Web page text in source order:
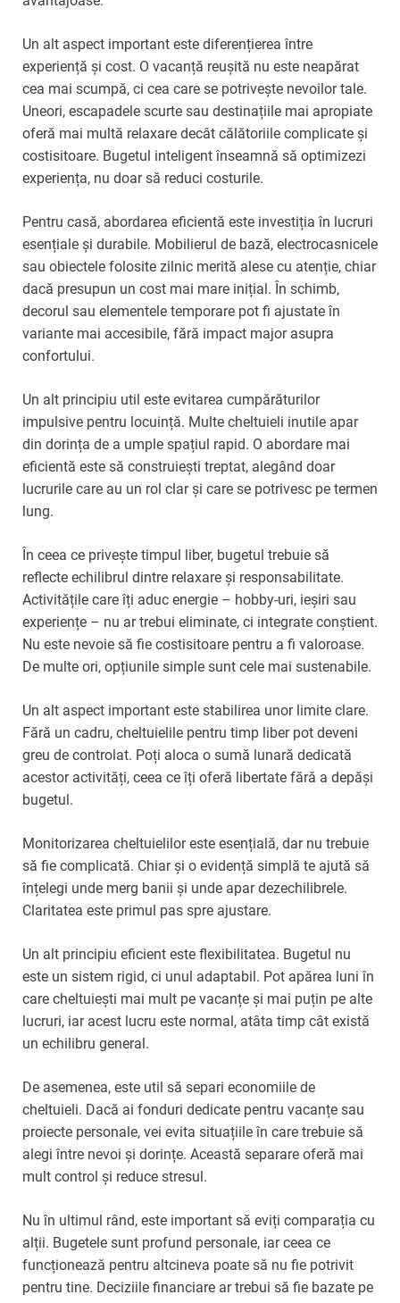
Un alt aspect important este diferențierea între
experiență și cost. O vacanță reușită nu este neapărat
cea mai scumpă, ci cea care se potrivește nevoilor tale.
Uneori, escapadele scurte sau destinațiile mai apropiate
oferă mai multă relaxare decât călătoriile complicate și
costisitoare. Bugetul inteligent înseamnă să optimizezi
experiența, nu doar să reduci costurile.
Pentru casă, abordarea eficientă este investiția în lucruri
esențiale și durabile. Mobilierul de bază, electrocasnicele
sau obiectele folosite zilnic merită alese cu atenție, chiar
dacă presupun un cost mai mare inițial. În schimb,
decorul sau elementele temporare pot fi ajustate în
variante mai accesibile, fără impact major asupra
confortului.
Un alt principiu util este evitarea cumpărăturilor
impulsive pentru locuință. Multe cheltuieli inutile apar
din dorința de a umple spațiul rapid. O abordare mai
eficientă este să construiești treptat, alegând doar
lucrurile care au un rol clar și care se potrivesc pe termen
lung.
În ceea ce privește timpul liber, bugetul trebuie să
reflecte echilibrul dintre relaxare și responsabilitate.
Activitățile care îți aduc energie – hobby-uri, ieșiri sau
experiențe – nu ar trebui eliminate, ci integrate conștient.
Nu este nevoie să fie costisitoare pentru a fi valoroase.
De multe ori, opțiunile simple sunt cele mai sustenabile.
Un alt aspect important este stabilirea unor limite clare.
Fără un cadru, cheltuielile pentru timp liber pot deveni
greu de controlat. Poți aloca o sumă lunară dedicată
acestor activități, ceea ce îți oferă libertate fără a depăși
bugetul.
Monitorizarea cheltuielilor este esențială, dar nu trebuie
să fie complicată. Chiar și o evidență simplă te ajută să
înțelegi unde merg banii și unde apar dezechilibrele.
Claritatea este primul pas spre ajustare.
Un alt principiu eficient este flexibilitatea. Bugetul nu
este un sistem rigid, ci unul adaptabil. Pot apărea luni în
care cheltuiești mai mult pe vacanțe și mai puțin pe alte
lucruri, iar acest lucru este normal, atâta timp cât există
un echilibru general.
De asemenea, este util să separi economiile de
cheltuieli. Dacă ai fonduri dedicate pentru vacanțe sau
proiecte personale, vei evita situațiile în care trebuie să
alegi între nevoi și dorințe. Această separare oferă mai
mult control și reduce stresul.
Nu în ultimul rând, este important să eviți comparația cu
alții. Bugetele sunt profund personale, iar ceea ce
funcționează pentru altcineva poate să nu fie potrivit
pentru tine. Deciziile financiare ar trebui să fie bazate pe